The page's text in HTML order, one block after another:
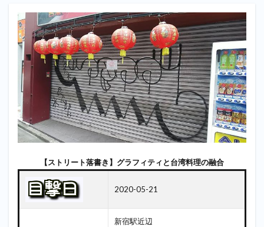
【ストリート落書き】グラフィティと台湾料理の融合
2020-05-21
新宿駅近辺